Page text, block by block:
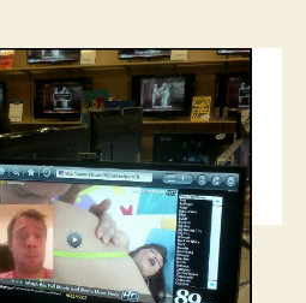
bejegyzéshez